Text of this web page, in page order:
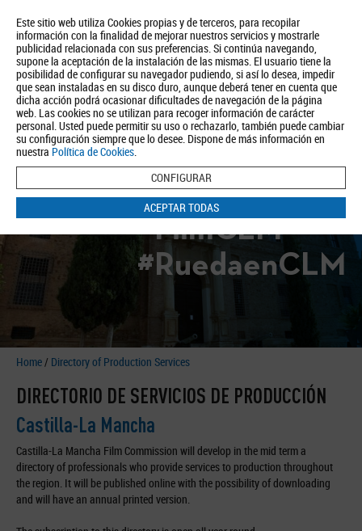
Este sitio web utiliza Cookies propias y de terceros, para recopilar
información con la finalidad de mejorar nuestros servicios y mostrarle
publicidad relacionada con sus preferencias. Si continúa navegando,
supone la aceptación de la instalación de las mismas. El usuario tiene la
posibilidad de configurar su navegador pudiendo, si así lo desea, impedir
que sean instaladas en su disco duro, aunque deberá tener en cuenta que
dicha acción podrá ocasionar dificultades de navegación de la página
web. Las cookies no se utilizan para recoger información de carácter
personal. Usted puede permitir su uso o rechazarlo, también puede cambiar
su configuración siempre que lo desee. Dispone de más información en
nuestra Política de Cookies.
CONFIGURAR
ACEPTAR TODAS
About us Tourism Política de Privacidad Aviso Legal Política de Cookies
BUSCAR
#FilmCLM
#RuedaenCLM
Home/ Directory of Production Services
DIRECTORIO DE SERVICIOS DE PRODUCCIÓN
Castilla-La Mancha
Castilla-La Mancha Film Commission will develop in the mid term a
directory of professionals who provide services to production throughout
the region. It will be published online with the possibility of downloading
and will have an annual printed version.